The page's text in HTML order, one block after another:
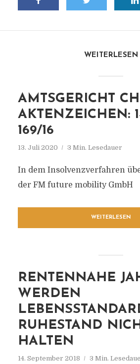
WEITERLESEN
AMTSGERICHT
AKTENZEICHEN:
169/16
13. Juli 2020 3 Min. Lesedauer
In dem Insolvenzverfahren
der FM future mobility GmbH
WEITERLESEN
RENTENNAHE
WERDEN
RUHESTAND
HALTEN
14. September 2018 3 Min.